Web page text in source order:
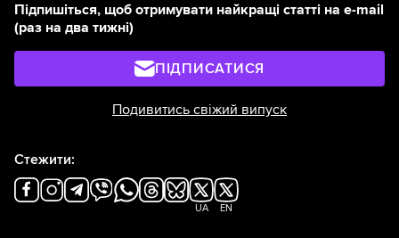
Підпишіться, щоб отримувати найкращі статті на e-mail
(раз на два тижні)
ПІДПИСАТИСЯ
Подивитись свіжий випуск
Стежити:
UA EN